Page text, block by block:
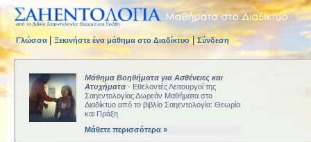
Γλώσσα| Ξεκινήστε ένα μάθημα στο Διαδίκτυο | Σύνδεση
Μάθημα Βοηθήματα για Ασθένειες και
Ατυχήματα - Εθελοντές Λειτουργοί της
Σαηεντολογίας Δωρεάν Μαθήματα στο
Διαδίκτυο από το βιβλίο Σαηεντολογία: Θεωρία
και Πράξη
Μάθετε περισσότερα »